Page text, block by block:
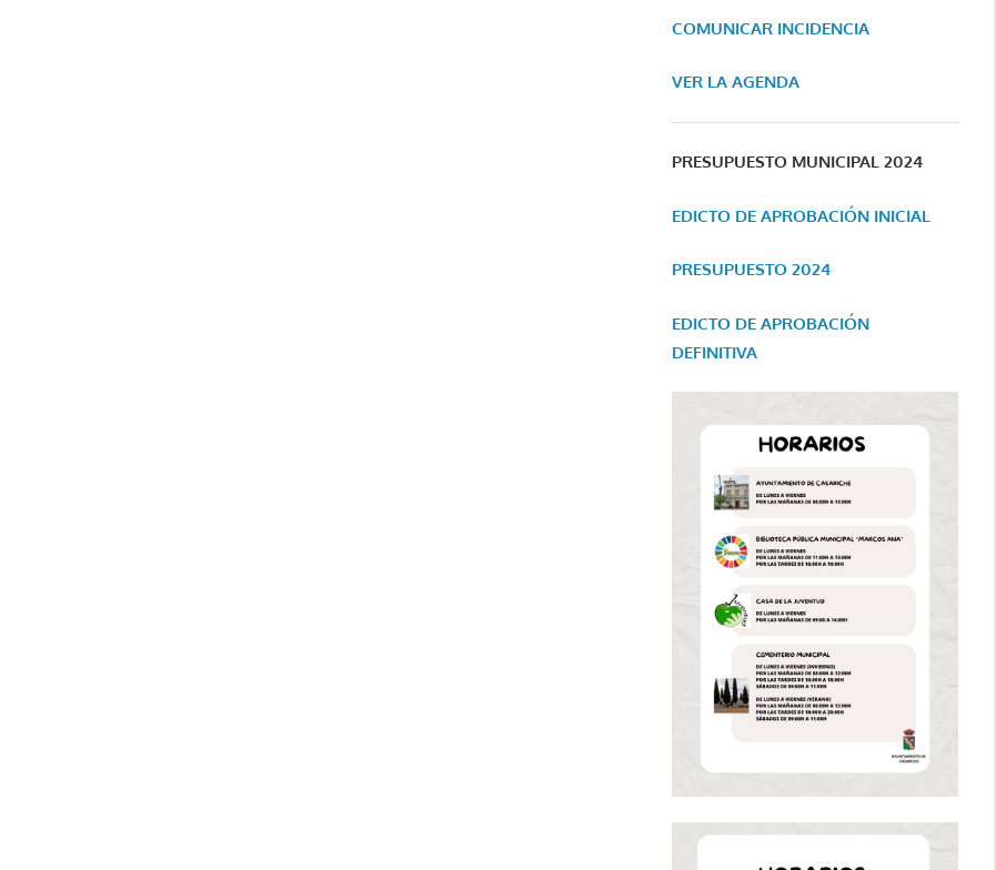
COMUNICAR INCIDENCIA
VER LA AGENDA
PRESUPUESTO MUNICIPAL 2024
EDICTO DE APROBACIÓN INICIAL
PRESUPUESTO 2024
EDICTO DE APROBACIÓN
DEFINITIVA